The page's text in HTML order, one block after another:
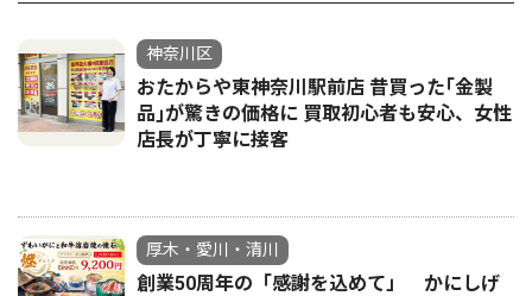
神奈川区
おたからや東神奈川駅前店 昔買った｢金製
品｣が驚きの価格に 買取初心者も安心、女性
店長が丁寧に接客
厚木・愛川・清川
創業50周年の「感謝を込めて」 かにしげ